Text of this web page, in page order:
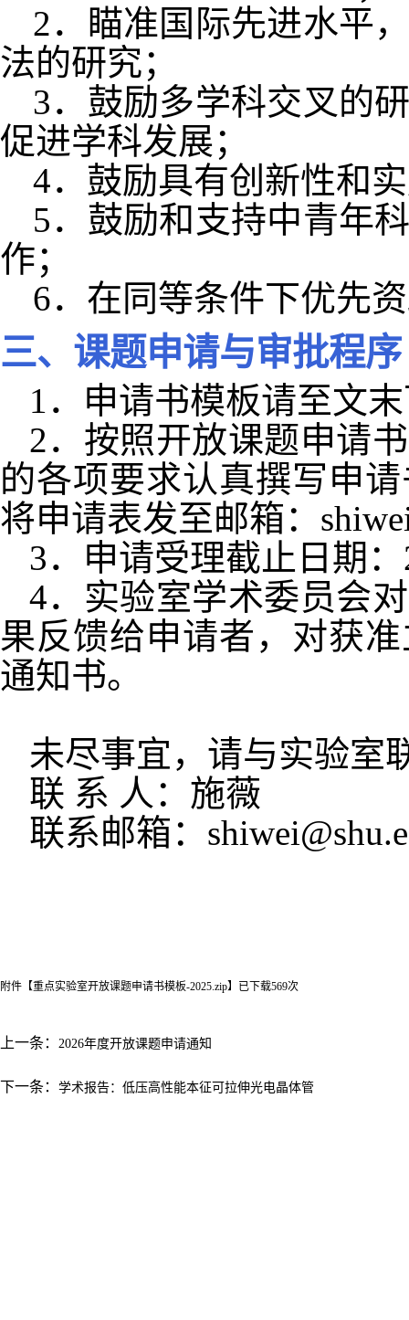
2．瞄准国际先进水平
法的研究；
3．鼓励多学科交叉的
促进学科发展；
4．鼓励具有创新性和
5．鼓励和支持中青年
作；
6．在同等条件下优先
三、课题申请与审批程序
1 ．申请书模板请至文
2．按照开放课题申请
的各项要求认真撰写申
将申请表发至邮箱：
3．申请受理截止日期：
4．实验室学术委员会
果反馈给申请者，对获
通知书。
未尽事宜，请与实验室
联 系 人：施薇
联系邮箱：
附件【重点实验室开放课题申请书模板-2025.zip】已下载569次
上一条： 2026年度开放课题申请通知
下一条： 学术报告：低压高性能本征可拉伸光电晶体管